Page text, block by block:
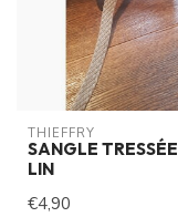
THIEFFRY
SANGLE
LIN
€4,90